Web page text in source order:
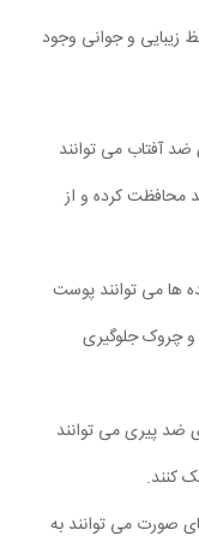
زیبایی و جوانی وجود
آفتاب می توانند
محافظت کرده و از
ها می توانند پوست
و چروک جلوگیری
ضد پیری می توانند
کنند.
صورت می توانند به